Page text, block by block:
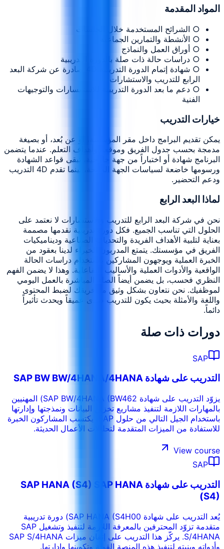
المواد المقدمة
○ الشرائح المستخدمة خلال الجلسات
○ الأنشطة والتمارين الجماعية
○ أوراق العمل والنماذج
○ دراسات حالة ذات صلة بالدورة التدريبية
○ شهادة إتمام الدورة التدريبية 4D صادرة عن شركة البعد
الرابع للتدريب والاستشارات
○ دعم ما بعد الدورة التدريبية للاستفسارات والتوجيهات
الفنية
خيارات التدريب
يمكن تقديم البرامج داخل مقر المؤسسة، أو عن بُعد، أو بصيغة
مدمجة بحسب جدول الفريق وموقعه وأهداف التعلم. عندما يتضمن
البرنامج شهادة أو اختباراً من جهة خارجية، تبقى قواعد الشهادة
ورسومها خاضعة لسياسات الجهة المانحة، بينما تقدم 4D التدريب
ودعم التحضير.
لماذا البعد الرابع
نحن في شركة البعد الرابع للتدريب والاستشارات لا نعتمد على
الحلول التي تناسب الجميع. فكل دورة تدريبية نقدمها مصممة
بعناية لتلبية الأهداف الفريدة والتحديات الصناعية وديناميكيات
الفريق في مؤسستك. يتمتع المدربون الخبراء لدينا بعقود من
الخبرة العملية ويوجهون المشاركين باستخدام دراسات الحالة
الواقعية والأدوات العملية والأساليب التفاعلية. وهذا لا يضمن الفهم
النظري فحسب، بل يضمن أيضاً الصلة المباشرة بالعمل اليومي
لموظفيك. نحن نتعاون بشكل وثيق مع فريقك لضبط المحتوى
واللغة والأمثلة بحيث يكون للتدريب صدى عميقاً ويحدث تأثيراً
دائماً.
دورات ذات صلة
SAP
التدريب على شهادة SAP BW BW/4HANA/4HANA
يزوّد التدريب على شهادة SAP BW/4HANA (BW462) المهنيين
بالمهارات اللازمة لتنفيذ مشاريع تخزين البيانات ونمذجتها وإدارتها
باستخدام الجيل التالي من حلول SAP. يكتسب المشاركون الخبرة
للاستفادة من الميزات المتقدمة لتحليلات الأعمال الحديثة.
View course
SAP
التدريب على شهادة SAP HANA (S4) SAP HANA
(S4)
يُعد التدريب على شهادة SAP HANA (S4H00) دورة تدريبية
متقدمة تزوّد المحترفين بالمعرفة اللازمة لتنفيذ وتشغيل SAP
S/4HANA. يركّز هذا التدريب على إتقان ميزات SAP S/4HANA
وأدواته وبنيته لتنفيذ هذه المنصة القوية وتكوينها وإدارتها.